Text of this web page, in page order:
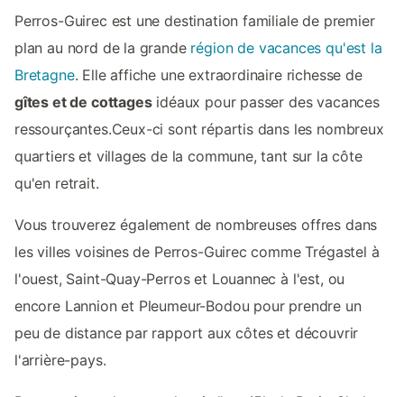
Perros-Guirec est une destination familiale de premier
plan au nord de la grande région de vacances qu'est la
Bretagne. Elle affiche une extraordinaire richesse de
gîtes et de cottagesidéaux pour passer des vacances
ressourçantes.Ceux-ci sont répartis dans les nombreux
quartiers et villages de la commune, tant sur la côte
qu'en retrait.
Vous trouverez également de nombreuses offres dans
les villes voisines de Perros-Guirec comme Trégastel à
l'ouest, Saint-Quay-Perros et Louannec à l'est, ou
encore Lannion et Pleumeur-Bodou pour prendre un
peu de distance par rapport aux côtes et découvrir
l'arrière-pays.